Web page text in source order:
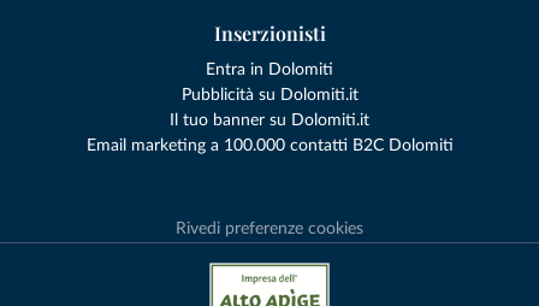
Inserzionisti
Entra in Dolomiti
Pubblicità su Dolomiti.it
Il tuo banner su Dolomiti.it
Email marketing a 100.000 contatti B2C Dolomiti
Rivedi preferenze cookies